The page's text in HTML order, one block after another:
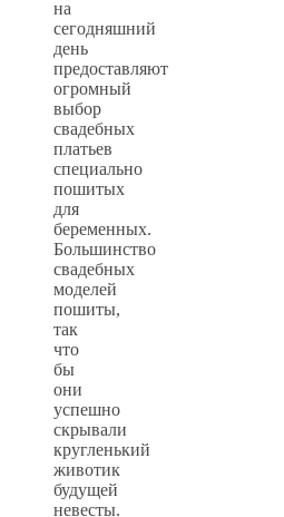
на
сегодняшний
день
предоставляют
огромный
выбор
свадебных
платьев
специально
пошитых
для
беременных.
Большинство
свадебных
моделей
пошиты,
так
что
бы
они
успешно
скрывали
кругленький
животик
будущей
невесты.